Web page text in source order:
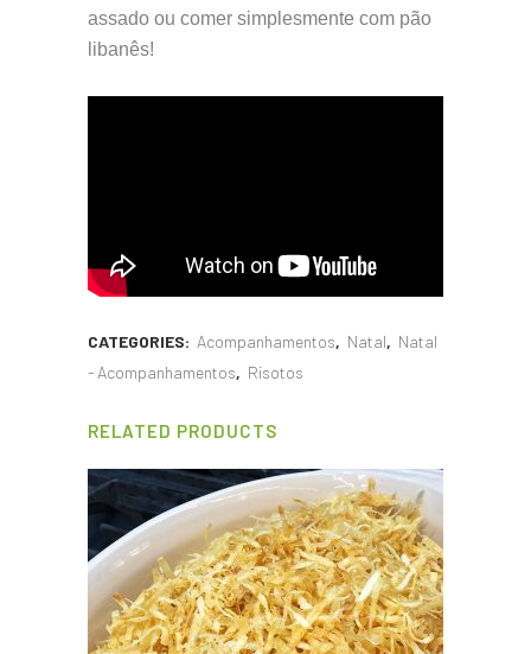
assado ou comer simplesmente com pão
libanês!
CATEGORIES: Acompanhamentos, Natal, Natal
- Acompanhamentos, Risotos
RELATED PRODUCTS